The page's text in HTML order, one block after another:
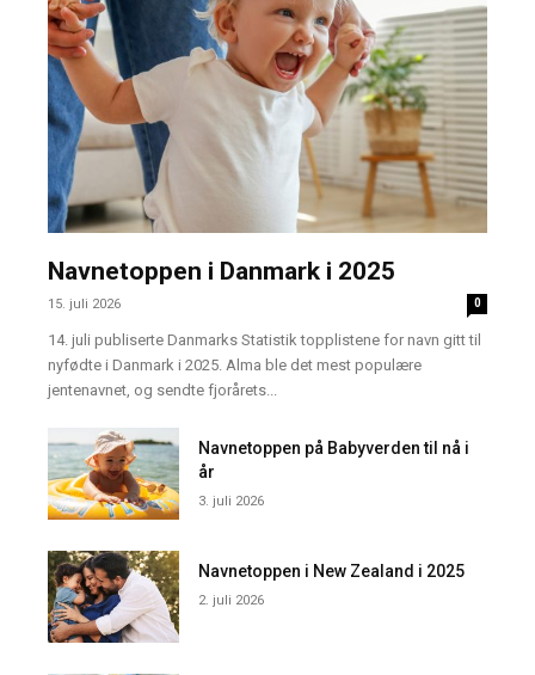
Navnetoppen i Danmark i 2025
15. juli 2026 0
14. juli publiserte Danmarks Statistik topplistene for navn gitt til
nyfødte i Danmark i 2025. Alma ble det mest populære
jentenavnet, og sendte fjorårets...
Navnetoppen på Babyverden til nå i
år
3. juli 2026
Navnetoppen i New Zealand i 2025
2. juli 2026